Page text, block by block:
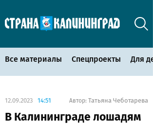
Все материалы Спецпроекты Для
12.09.2023 14:51 Автор: Татьяна Чеботарева
В Калининграде лошадям